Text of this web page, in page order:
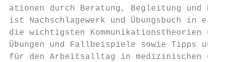
ationen durch Beratung, Begleitung und
ist Nachschlagewerk und Übungsbuch in
die wichtigsten Kommunikationstheorien
Übungen und Fallbeispiele sowie Tipps und
für den Arbeitsalltag in medizinischen und